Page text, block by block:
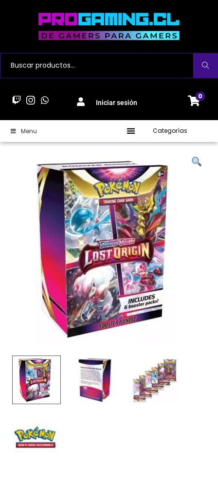
Buscar
Iniciar sesión
0
Menu Categorías